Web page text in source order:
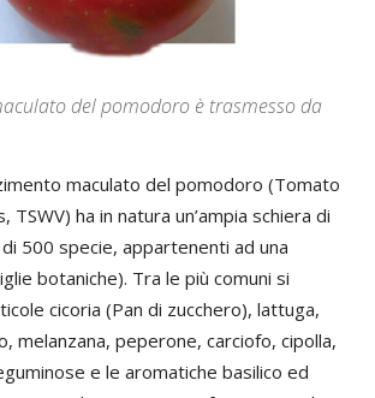
del pomodoro è trasmesso da
maculato del pomodoro (Tomato
ha in natura un’ampia schiera di
500 specie, appartenenti ad una
botaniche). Tra le più comuni si
cicoria (Pan di zucchero), lattuga,
melanzana, peperone, carciofo, cipolla,
e le aromatiche basilico ed